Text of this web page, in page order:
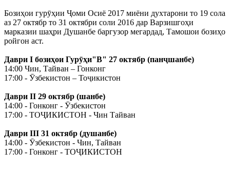
Бозиҳои гурӯҳии Ҷоми Осиё 2017 миёни духтарони то 19 сола
аз 27 октябр то 31 октябри соли 2016 дар Варзишгоҳи
марказии шаҳри Душанбе баргузор мегардад, Тамошои бозиҳо
ройгон аст.
Даври I бозиҳои Гурӯҳи"В" 27 октябр (панҷшанбе)
14:00 Чин, Тайван – Гонконг
17:00 - Ӯзбекистон – Тоҷикистон
Даври II 29 октябр (шанбе)
14:00 - Гонконг - Ӯзбекистон
17:00 - ТОҶИКИСТОН - Чин Тайван
Даври III 31 октябр (душанбе)
14:00 - Ӯзбекистон - Чин, Тайван
17:00 - Гонконг - ТОҶИКИСТОН